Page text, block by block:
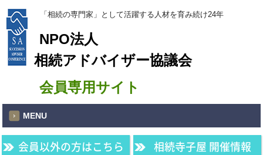
「相続の専門家」として活躍する人材を育み続け24年
NPO法人
相続アドバイザー協議会
会員専用サイト
MENU
会員以外の方はこちら
相続寺子屋 開催情報